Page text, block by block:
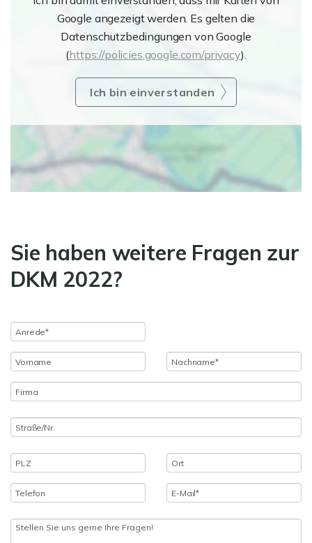
Google angezeigt werden. Es gelten die
Datenschutzbedingungen von Google
(https://policies.google.com/privacy).
Ich bin einverstanden
Sie haben weitere Fragen zur
DKM 2022?